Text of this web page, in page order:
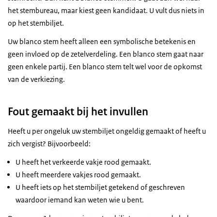
In het stemhokje vouwt u uw stembiljet open.
kandidaat op wie u wilt stemmen.Let op: u mag
maximaal één vakje rood kleuren, anders is uw
stem niet geldig.
welke kandidaat er wordt gekozen, maar uw stem
telt wel mee voor de opkomst.
Vouw uw stembiljet weer dicht en stop deze in de
stembus. U heeft nu gestemd.
Wilt u meer weten over de verkiezing of hoe de
stemmen geteld worden? Kijk dan op
www.elkestemtelt.nl.
het stembureau, maar kiest geen kandidaat. U vult dus niets in
op het stembiljet.
Uw blanco stem heeft alleen een symbolische betekenis en
geen invloed op de zetelverdeling. Een blanco stem gaat naar
geen enkele partij. Een blanco stem telt wel voor de opkomst
van de verkiezing.
Fout gemaakt bij het invullen
Heeft u per ongeluk uw stembiljet ongeldig gemaakt of heeft u
zich vergist? Bijvoorbeeld:
U heeft het verkeerde vakje rood gemaakt.
U heeft meerdere vakjes rood gemaakt.
U heeft iets op het stembiljet getekend of geschreven
waardoor iemand kan weten wie u bent.